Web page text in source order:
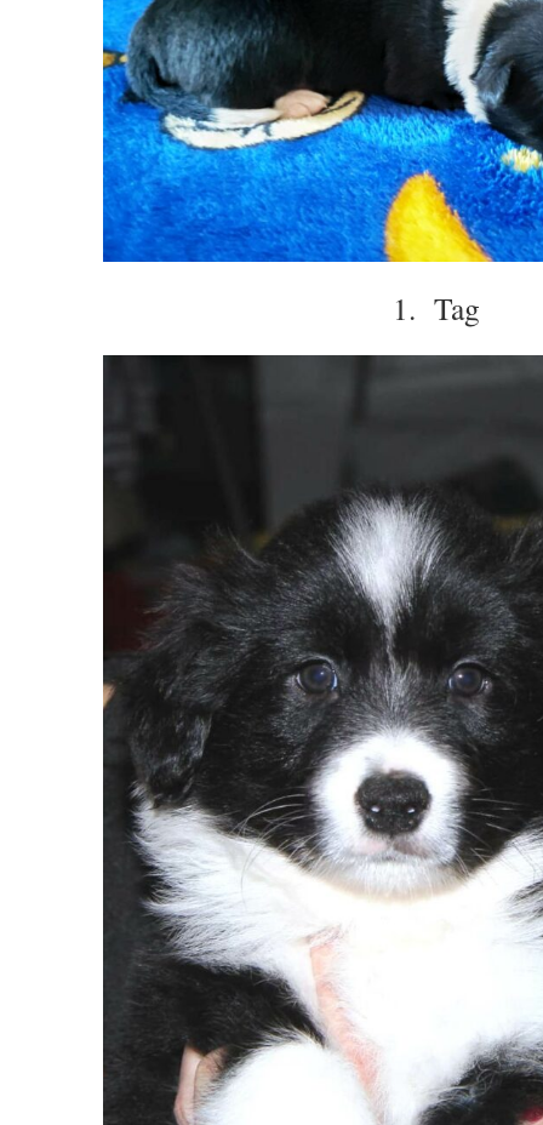
1. Tag